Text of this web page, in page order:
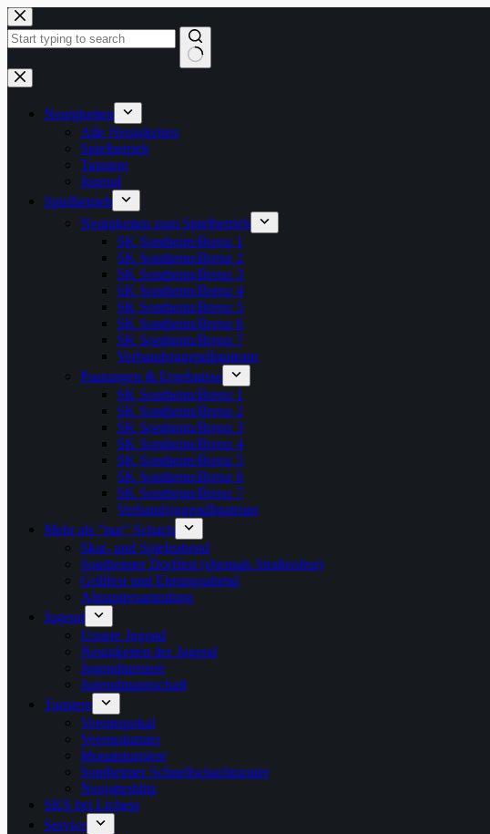
Zum
Inhalt
springen
Keine
Ergebnisse
Neuigkeiten
Alle Neuigkeiten
Spielbetrieb
Turniere
Jugend
Spielbetrieb
Neuigkeiten zum Spielbetrieb
SK Sontheim/Brenz 1
SK Sontheim/Brenz 2
SK Sontheim/Brenz 3
SK Sontheim/Brenz 4
SK Sontheim/Brenz 5
SK Sontheim/Brenz 6
SK Sontheim/Brenz 7
Verbandsjugendligateam
Paarungen & Ergebnisse
SK Sontheim/Brenz 1
SK Sontheim/Brenz 2
SK Sontheim/Brenz 3
SK Sontheim/Brenz 4
SK Sontheim/Brenz 5
SK Sontheim/Brenz 6
SK Sontheim/Brenz 7
Verbandsjugendligateam
Mehr als “nur” Schach
Skat- und Spieleabend
Sontheimer Dorffest (ehemals Straßenfest)
Grillfest und Ehrungsabend
Altpapiersammlung
Jugend
Unsere Jugend
Neuigkeiten der Jugend
Jugendturniere
Jugendmannschaft
Turniere
Vereinspokal
Vereinsturnier
Monatsturniere
Sontheimer Schnellschachturnier
Neujahrsblitz
SKS bei Lichess
Service